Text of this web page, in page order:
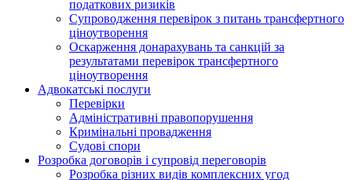
податкових ризиків
Супроводження перевірок з питань трансфертного
ціноутворення
Оскарження донарахувань та санкцій за
результатами перевірок трансфертного
ціноутворення
Адвокатські послуги
Перевірки
Адміністративні правопорушення
Кримінальні провадження
Судові спори
Розробка договорів і супровід переговорів
Розробка різних видів комплексних угод